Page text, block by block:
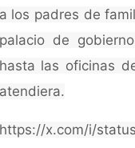
a los padres de
palacio de
hasta las oficinas
atendiera.
https://x.com/i/